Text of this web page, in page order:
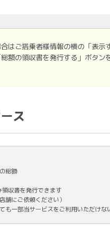
はご搭乗者様情報の横の「表示
額の領収書を発行する」ボタン
ス
総額
収書を発行できます
舗にご依頼ください）
も一部当サービスをご利用いただけ